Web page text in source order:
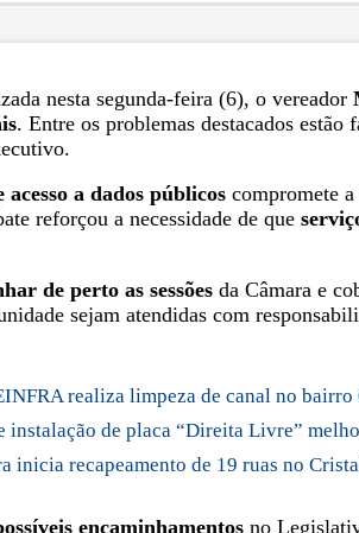
nesta segunda-feira (6), o vereador
. Entre os problemas destacados estão
acesso a dados públicos compromete a
reforçou a necessidade de que
de perto as sessões da Câmara e
sejam atendidas com
realiza limpeza de canal no bairro
de placa “Direita Livre”
recapeamento de 19 ruas no
encaminhamentos no